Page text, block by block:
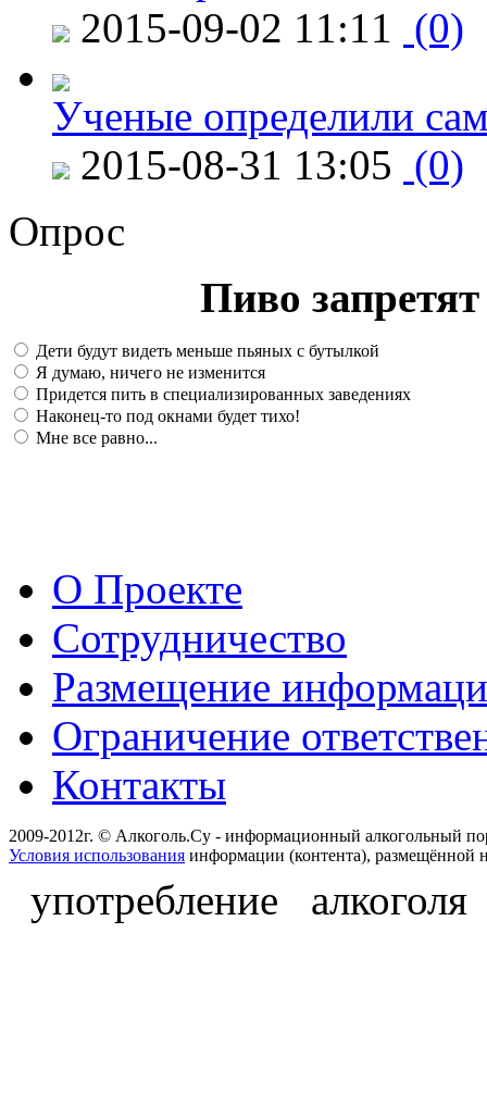
2015-09-02 11:11 (0)
Ученые определили
2015-08-31 13:05 (0)
Опрос
Пиво
Дети будут видеть меньше пьяных с бутылкой
Я думаю, ничего не изменится
Придется пить в специализированных заведениях
Наконец-то под окнами будет тихо!
Мне все равно...
О Проекте
Сотрудничество
Размещение
Ограничение
Контакты
2009-2012г. © Алкоголь.Су - информационный алкогольный
Условия использования информации (контента), размещённой
употребление